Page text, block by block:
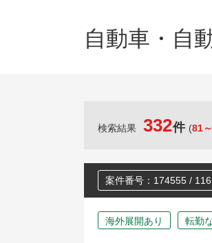
自動車・自
検索結果 332件 (81
案件番号：174555 / 116
海外展開あり 転勤